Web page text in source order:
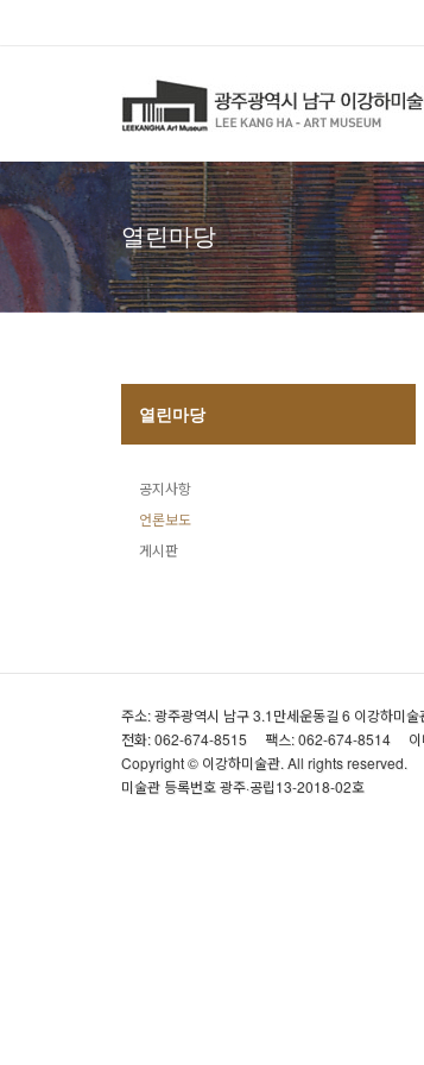
열린마당
열린마당
공지사항
언론보도
게시판
주소: 광주광역시 남구 3.1만세운동길 6 이강하미술
전화: 062-674-8515
팩스: 062-674-8514
Copyright © 이강하미술관. All rights reserved.
미술관 등록번호 광주·공립13-2018-02호